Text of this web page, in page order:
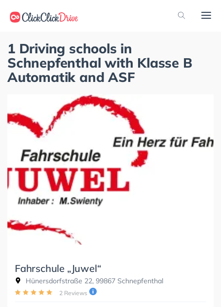
1 Driving schools in
Schnepfenthal with Klasse B
Automatik and ASF
Fahrschule „Juwel“
Hünersdorfstraße 22, 99867 Schnepfenthal
2 Reviews